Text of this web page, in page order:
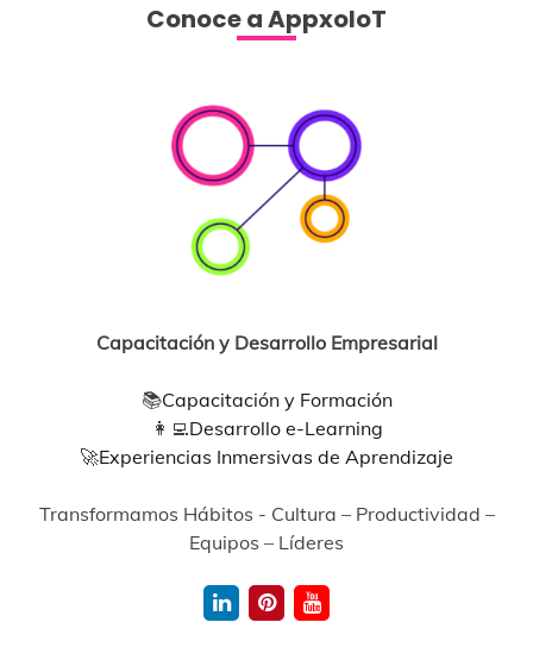
Conoce a AppxoloT
Capacitación y Desarrollo Empresarial
📚Capacitación y Formación
👩‍💻Desarrollo e-Learning
🚀Experiencias Inmersivas de Aprendizaje
Transformamos Hábitos - Cultura – Productividad –
Equipos – Líderes